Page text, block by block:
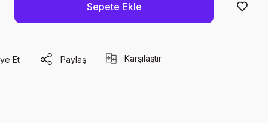
Sepete Ekle
Et Paylaş Karşılaştır